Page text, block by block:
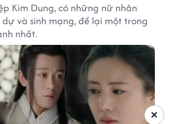
Kim Dung, có những nữ nhân
và sinh mạng, để lại một trong
nhất.
×